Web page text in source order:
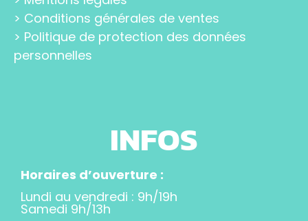
> Conditions générales de ventes
> Politique de protection des données
personnelles
INFOS
Horaires d’ouverture :
Lundi au vendredi : 9h/19h
Samedi 9h/13h